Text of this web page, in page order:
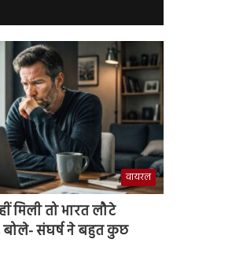
वायरल
मिली तो भारत लौटे
बोले- संघर्ष ने बहुत कुछ